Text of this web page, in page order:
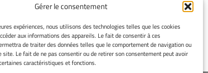
Gérer le consentement
expériences, nous utilisons des technologies telles que les cookies
aux informations des appareils. Le fait de consentir à ces
de traiter des données telles que le comportement de navigation ou
site. Le fait de ne pas consentir ou de retirer son consentement peut avoir
caractéristiques et fonctions.
confidentialité